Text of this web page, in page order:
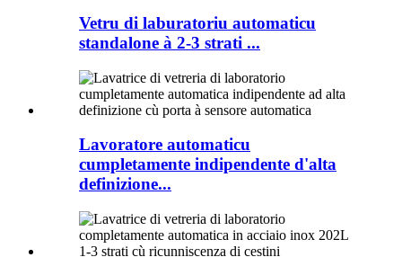
Vetru di laburatoriu automaticu
standalone à 2-3 strati ...
Lavoratore automaticu
cumpletamente indipendente d'alta
definizione...